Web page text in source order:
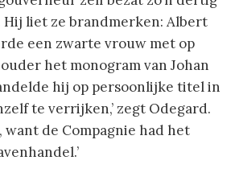
Hij liet ze brandmerken: Albert
een zwarte vrouw met op
het monogram van Johan
hij op persoonlijke titel in
te verrijken,’ zegt Odegard.
want de Compagnie had het